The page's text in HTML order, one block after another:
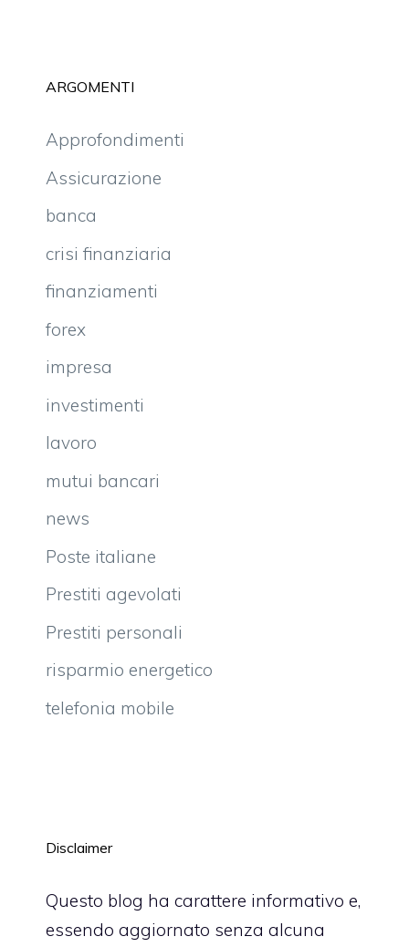
ARGOMENTI
Approfondimenti
Assicurazione
banca
crisi finanziaria
finanziamenti
forex
impresa
investimenti
lavoro
mutui bancari
news
Poste italiane
Prestiti agevolati
Prestiti personali
risparmio energetico
telefonia mobile
Disclaimer
Questo blog ha carattere informativo e,
essendo aggiornato senza alcuna